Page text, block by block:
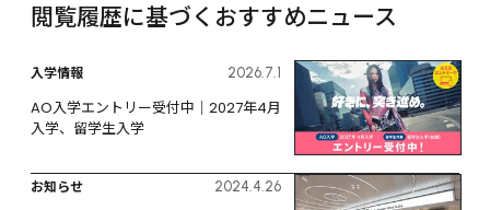
閲覧履歴に基づくおすすめニュース
入学情報 2026.7.1
AO入学エントリー受付中｜2027年4月
入学、留学生入学
お知らせ 2024.4.26